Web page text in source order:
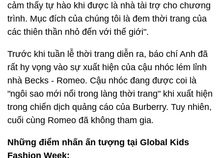
cảm thấy tự hào khi được là nhà tài trợ cho chương
trình. Mục đích của chúng tôi là đem thời trang của
các thiên thần nhỏ đến với thế giới".
Trước khi tuần lễ thời trang diễn ra, báo chí Anh đã
rất hy vọng vào sự xuất hiện của cậu nhóc lém lỉnh
nhà Becks - Romeo. Cậu nhóc đang được coi là
"ngôi sao mới nổi trong làng thời trang" khi xuất hiện
trong chiến dịch quảng cáo của Burberry. Tuy nhiên,
cuối cùng Romeo đã không tham gia.
Những điểm nhấn ấn tượng tại Global Kids
Fashion Week: